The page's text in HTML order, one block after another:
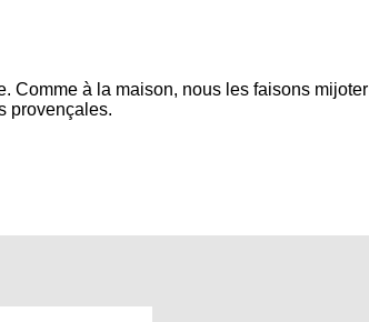
Comme à la maison, nous les faisons mijoter
provençales.